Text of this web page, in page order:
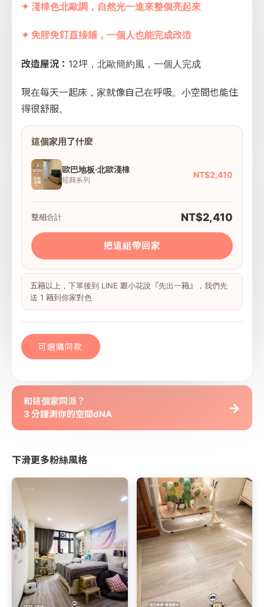
✦ 淺橡色北歐調，自然光一進來整個亮起來
✦ 免膠免釘直接鋪，一個人也能完成改造
改造屋況： 12坪，北歐簡約風，一個人完成
現在每天一起床，家就像自己在呼吸。小空間也能住
得很舒服。
這個家用了什麼
歐巴地板·北歐淺橡
經典系列
NT$2,410
整組合計 NT$2,410
把這組帶回家
五箱以上，下單後到 LINE 跟小花說『先出一箱』，我們先
送 1 箱到你家對色
可選購同款
和這個家同派？
3 分鐘測你的空間dNA
→
下滑更多粉絲風格